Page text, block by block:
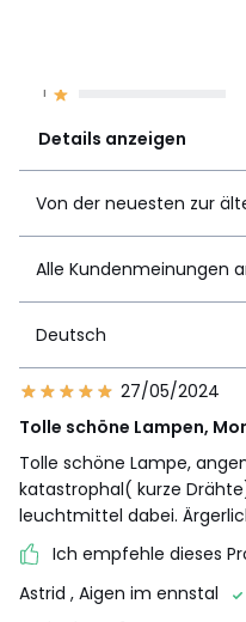
1
Details anzeigen
Von der neuesten zur
Alle Kundenmeinungen
Deutsch
27/05/2024
Tolle schöne Lampen,
Tolle schöne Lampe,
katastrophal( kurze
leuchtmittel dabei.
Ich empfehle dieses
Astrid , Aigen im ennstal